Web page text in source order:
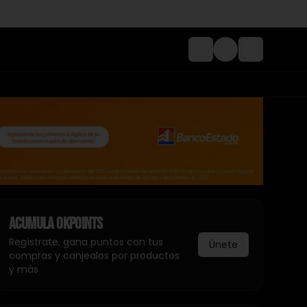
Login
AcumulaOkpoints
Regístrate, gana puntos con tus
compras y canjealos por productos
y más
Únete